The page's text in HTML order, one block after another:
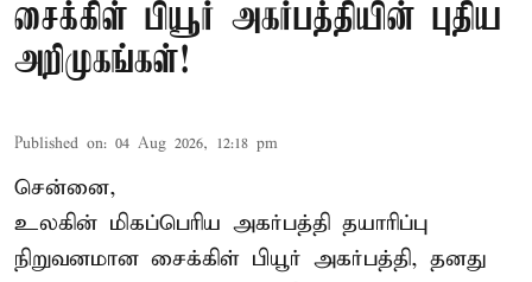
சைக்கிள் பியூர் அகர்பத்தியின் புதிய
அறிமுகங்கள்!
Published on: 04 Aug 2026, 12:18 pm
சென்னை,
உலகின் மிகப்பெரிய அகர்பத்தி தயாரிப்பு
நிறுவனமான சைக்கிள் பியூர் அகர்பத்தி, தனது